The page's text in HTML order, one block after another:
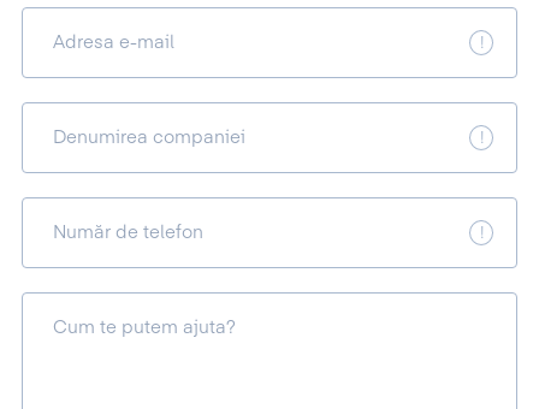
Adresa e-mail
Denumirea companiei
Număr de telefon
Cum te putem ajuta?